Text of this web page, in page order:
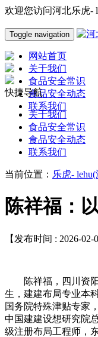
欢迎您访问河北乐虎-
Toggle navigation
网站首页
关于我们
食品安全常识
食品安全动态
联系我们
快捷导航
关于我们
食品安全常识
食品安全动态
联系我们
当前位置： 乐虎-
陈祥福：
【发布时间 : 2026-
陈祥福，四川资阳
生，建建布局专业本
国务院特殊津贴专家
中国建建设想研究院
级注册布局工程师，